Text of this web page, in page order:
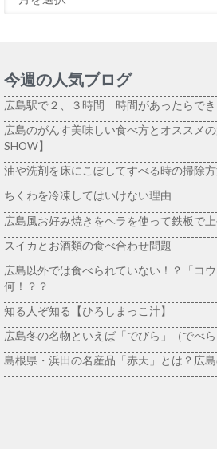
今週の人気ブログ
広島駅で２、３時間 時間があったらでき
広島のがんす美味しい食べ方とオススメ
SHOW】
油や洗剤を床にこぼしてすべる時の掃除
ちくわを冷凍してはいけない理由
広島風お好み焼きをヘラを使って鉄板で
スイカとお酒類の食べ合わせ問題
広島以外では食べられていない！？「コ
何！？？
知る人ぞ知る【ひろしまっこ汁】
広島冬の名物といえば「でびら」（でべら
島根県・浜田の名産品「赤天」とは？広